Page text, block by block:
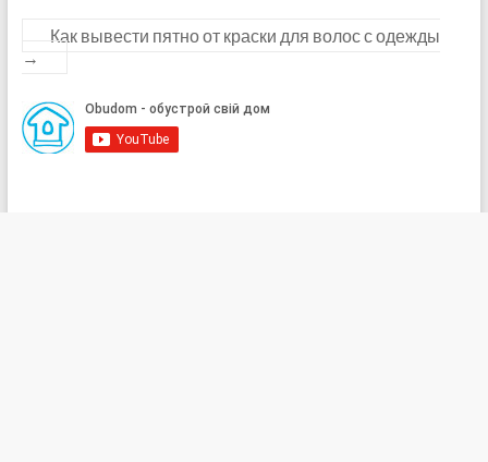
Как вывести пятно от краски для волос с одежды
→